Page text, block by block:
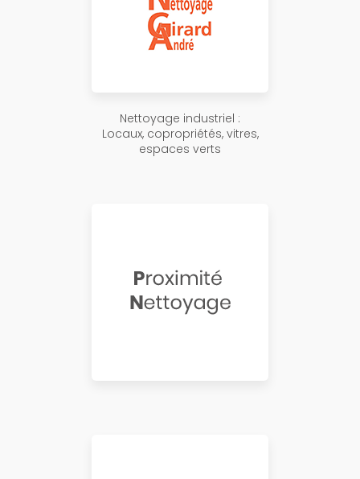
Nettoyage industriel :
Locaux, copropriétés, vitres,
espaces verts